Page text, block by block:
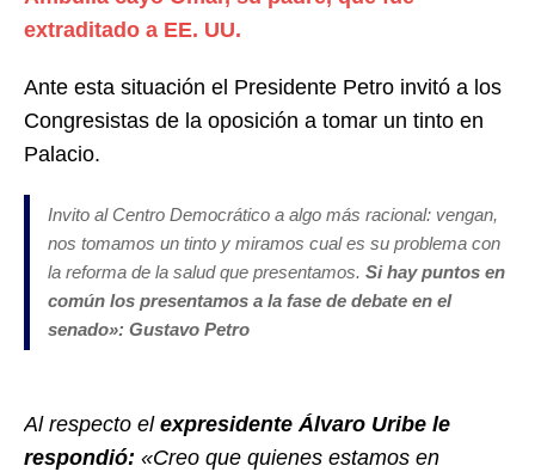
extraditado a EE. UU.
Ante esta situación el Presidente Petro invitó a los
Congresistas de la oposición a tomar un tinto en
Palacio.
Invito al Centro Democrático a algo más racional: vengan,
nos tomamos un tinto y miramos cual es su problema con
la reforma de la salud que presentamos. Si hay puntos en
común los presentamos a la fase de debate en el
senado»: Gustavo Petro
Al respecto el expresidente Álvaro Uribe le
respondió: «Creo que quienes estamos en